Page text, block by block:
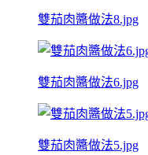
雙茄肉醬做法8.jpg
雙茄肉醬做法6.jpg
雙茄肉醬做法5.jpg